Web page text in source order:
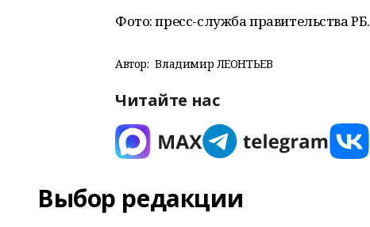
Фото: пресс-служба правительства РБ.
Автор: Владимир ЛЕОНТЬЕВ
Читайте нас
Выбор редакции